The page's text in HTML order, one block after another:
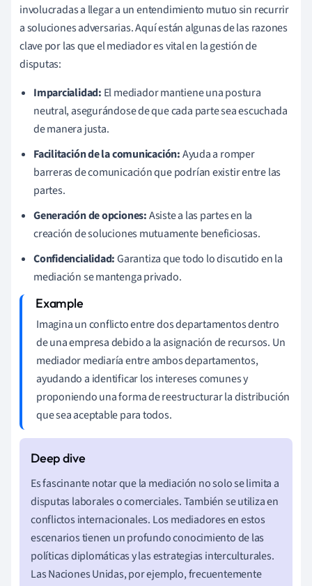
involucradas a llegar a un entendimiento mutuo sin recurrir
a soluciones adversarias. Aquí están algunas de las razones
clave por las que el mediador es vital en la gestión de
disputas:
Imparcialidad: El mediador mantiene una postura
neutral, asegurándose de que cada parte sea escuchada
de manera justa.
Facilitación de la comunicación:Ayuda a romper
barreras de comunicación que podrían existir entre las
partes.
Generación de opciones:Asiste a las partes en la
creación de soluciones mutuamente beneficiosas.
Confidencialidad:Garantiza que todo lo discutido en la
mediación se mantenga privado.
Imagina un conflicto entre dos departamentos dentro
de una empresa debido a la asignación de recursos. Un
mediador mediaría entre ambos departamentos,
ayudando a identificar los intereses comunes y
proponiendo una forma de reestructurar la distribución
que sea aceptable para todos.
Es fascinante notar que la mediación no solo se limita a
disputas laborales o comerciales. También se utiliza en
conflictos internacionales. Los mediadores en estos
escenarios tienen un profundo conocimiento de las
políticas diplomáticas y las estrategias interculturales.
Las Naciones Unidas, por ejemplo, frecuentemente